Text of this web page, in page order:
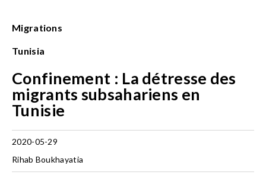
Migrations
Tunisia
Confinement : La détresse des
migrants subsahariens en
Tunisie
2020-05-29
Rihab Boukhayatia